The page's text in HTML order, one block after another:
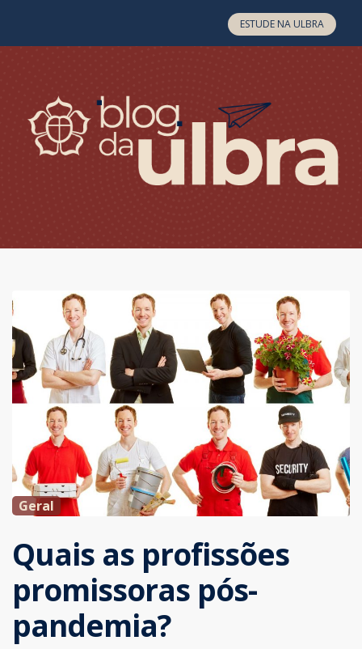
ESTUDE NA ULBRA
Geral
Quais as profissões
promissoras pós-
pandemia?